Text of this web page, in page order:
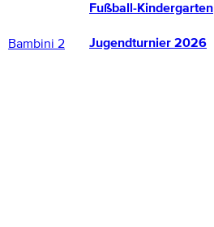
Bambini 2
Fußball-Kindergarten
Jugendturnier 2026